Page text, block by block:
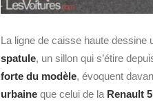
La ligne de caisse haute dessine
spatule, un sillon qui s’étire
forte du modèle, évoquent
urbaine que celui de la Renault 5